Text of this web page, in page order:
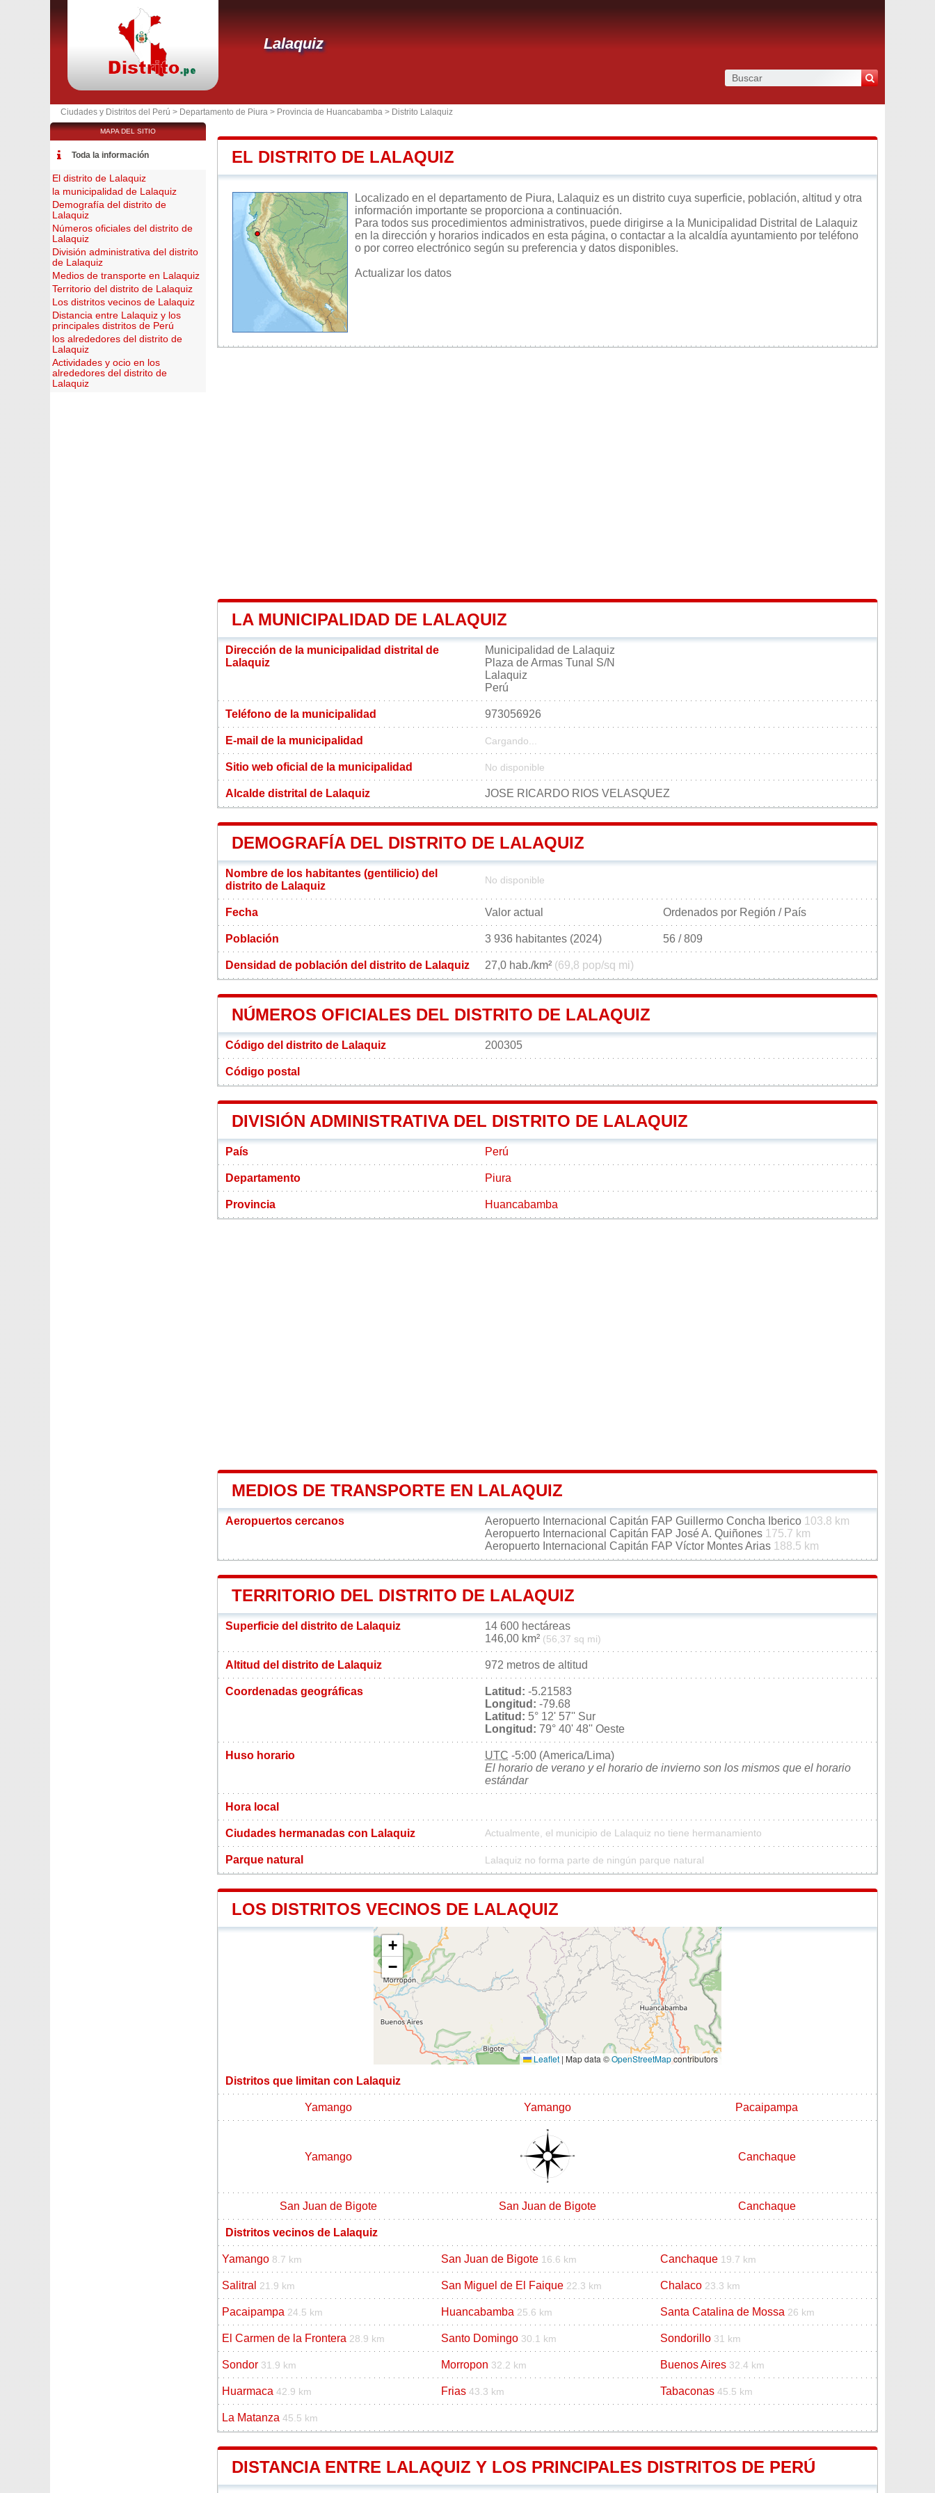
Lalaquiz
Ciudades y Distritos del Perú > Departamento de Piura > Provincia de Huancabamba > Distrito Lalaquiz
EL DISTRITO DE LALAQUIZ
Localizado en el departamento de Piura, Lalaquiz es un distrito cuya superficie, población, altitud y otra
información importante se proporciona a continuación.
Para todos sus procedimientos administrativos, puede dirigirse a la Municipalidad Distrital de Lalaquiz
en la dirección y horarios indicados en esta página, o contactar a la alcaldía ayuntamiento por teléfono
o por correo electrónico según su preferencia y datos disponibles.
Actualizar los datos
LA MUNICIPALIDAD DE LALAQUIZ
Dirección de la municipalidad distrital de
Lalaquiz
Municipalidad de Lalaquiz
Plaza de Armas Tunal S/N
Lalaquiz
Perú
Teléfono de la municipalidad 973056926
E-mail de la municipalidad Cargando...
Sitio web oficial de la municipalidad No disponible
Alcalde distrital de Lalaquiz JOSE RICARDO RIOS VELASQUEZ
DEMOGRAFÍA DEL DISTRITO DE LALAQUIZ
Nombre de los habitantes (gentilicio) del
distrito de Lalaquiz
No disponible
Fecha Valor actual Ordenados por Región / País
Población 3 936 habitantes (2024) 56 / 809
Densidad de población del distrito de Lalaquiz 27,0 hab./km² (69,8 pop/sq mi)
NÚMEROS OFICIALES DEL DISTRITO DE LALAQUIZ
Código del distrito de Lalaquiz 200305
Código postal
DIVISIÓN ADMINISTRATIVA DEL DISTRITO DE LALAQUIZ
País Perú
Departamento Piura
Provincia Huancabamba
MEDIOS DE TRANSPORTE EN LALAQUIZ
Aeropuertos cercanos Aeropuerto Internacional Capitán FAP Guillermo Concha Iberico 103.8 km
Aeropuerto Internacional Capitán FAP José A. Quiñones 175.7 km
Aeropuerto Internacional Capitán FAP Víctor Montes Arias 188.5 km
TERRITORIO DEL DISTRITO DE LALAQUIZ
Superficie del distrito de Lalaquiz
14 600 hectáreas
146,00 km² (56,37 sq mi)
Altitud del distrito de Lalaquiz 972 metros de altitud
Coordenadas geográficas Latitud: -5.21583
Longitud: -79.68
Latitud: 5° 12' 57'' Sur
Longitud: 79° 40' 48'' Oeste
Huso horario UTC -5:00 (America/Lima)
El horario de verano y el horario de invierno son los mismos que el horario
estándar
Hora local
Ciudades hermanadas con Lalaquiz Actualmente, el municipio de Lalaquiz no tiene hermanamiento
Parque natural Lalaquiz no forma parte de ningún parque natural
LOS DISTRITOS VECINOS DE LALAQUIZ
+
−
Leaflet | Map data ©OpenStreetMapcontributors
Distritos que limitan con Lalaquiz
Yamango Yamango Pacaipampa
Yamango Canchaque
San Juan de Bigote San Juan de Bigote Canchaque
Distritos vecinos de Lalaquiz
Yamango 8.7 km San Juan de Bigote 16.6 km Canchaque 19.7 km
Salitral 21.9 km San Miguel de El Faique 22.3 km Chalaco 23.3 km
Pacaipampa 24.5 km Huancabamba 25.6 km Santa Catalina de Mossa 26 km
El Carmen de la Frontera 28.9 km Santo Domingo 30.1 km Sondorillo 31 km
Sondor 31.9 km Morropon 32.2 km Buenos Aires 32.4 km
Huarmaca 42.9 km Frias 43.3 km Tabaconas 45.5 km
La Matanza 45.5 km
DISTANCIA ENTRE LALAQUIZ Y LOS PRINCIPALES DISTRITOS DE PERÚ
MAPA DEL SITIO
Toda la información
El distrito de Lalaquiz
la municipalidad de Lalaquiz
Demografía del distrito de
Lalaquiz
Números oficiales del distrito de
Lalaquiz
División administrativa del distrito
de Lalaquiz
Medios de transporte en Lalaquiz
Territorio del distrito de Lalaquiz
Los distritos vecinos de Lalaquiz
Distancia entre Lalaquiz y los
principales distritos de Perú
los alrededores del distrito de
Lalaquiz
Actividades y ocio en los
alrededores del distrito de
Lalaquiz